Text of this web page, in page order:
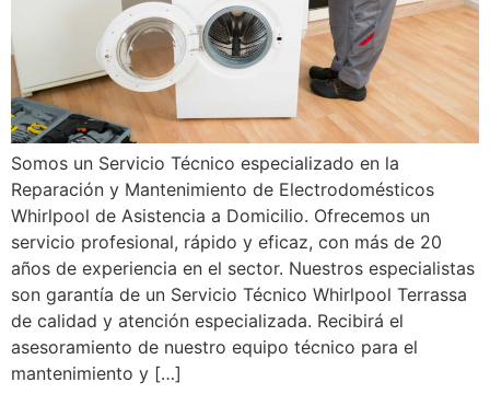
Somos un Servicio Técnico especializado en la
Reparación y Mantenimiento de Electrodomésticos
Whirlpool de Asistencia a Domicilio. Ofrecemos un
servicio profesional, rápido y eficaz, con más de 20
años de experiencia en el sector. Nuestros especialistas
son garantía de un Servicio Técnico Whirlpool Terrassa
de calidad y atención especializada. Recibirá el
asesoramiento de nuestro equipo técnico para el
mantenimiento y […]